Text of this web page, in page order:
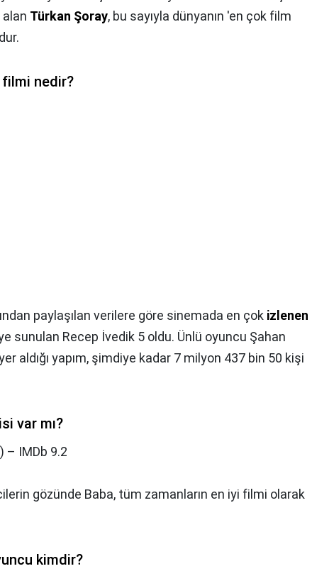
Türkan Şoray, bu sayıyla dünyanın 'en çok film
filmi nedir?
paylaşılan verilere göre sinemada en çok izlenen
sunulan Recep İvedik 5 oldu. Ünlü oyuncu Şahan
aldığı yapım, şimdiye kadar 7 milyon 437 bin 50 kişi
var mı?
– IMDb 9.2
gözünde Baba, tüm zamanların en iyi filmi olarak
kimdir?